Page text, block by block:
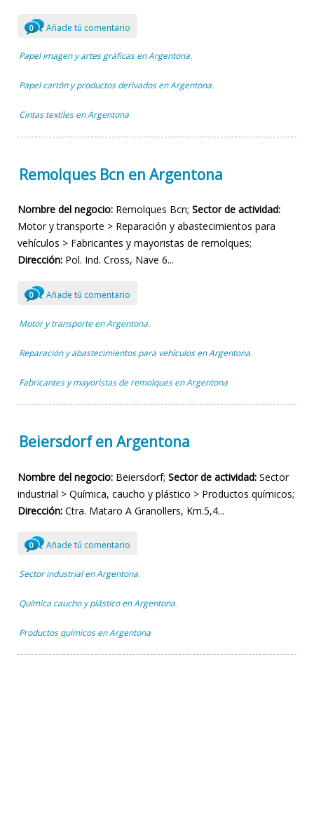
0 Añade tú comentario
Papel imagen y artes gráficas en Argentona ,
Papel cartón y productos derivados en Argentona ,
Cintas textiles en Argentona
Remolques Bcn en Argentona
Nombre del negocio: Remolques Bcn; Sector de actividad:
Motor y transporte > Reparación y abastecimientos para
vehículos > Fabricantes y mayoristas de remolques;
Dirección: Pol. Ind. Cross, Nave 6...
0 Añade tú comentario
Motor y transporte en Argentona
Reparación y abastecimientos para vehículos en Argentona
Fabricantes y mayoristas de remolques en Argentona
Beiersdorf en Argentona
Nombre del negocio: Beiersdorf; Sector de actividad: Sector
industrial > Química, caucho y plástico > Productos químicos;
Dirección: Ctra. Mataro A Granollers, Km.5,4...
0 Añade tú comentario
Sector industrial en Argentona ,
Química caucho y plástico en Argentona ,
Productos químicos en Argentona